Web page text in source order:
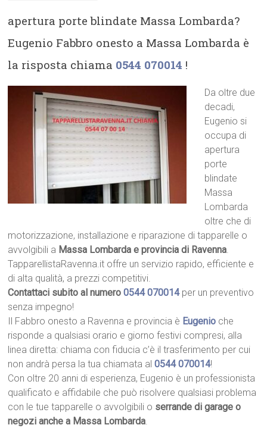
apertura porte blindate Massa Lombarda?
Eugenio Fabbro onesto a Massa Lombarda è
la risposta chiama 0544 070014 !
Da oltre due
decadi,
Eugenio si
occupa di
apertura
porte
blindate
Massa
Lombarda
oltre che di
motorizzazione, installazione e riparazione di tapparelle o
avvolgibili a Massa Lombarda e provincia di Ravenna.
TapparellistaRavenna.it offre un servizio rapido, efficiente e
di alta qualità, a prezzi competitivi.
Contattaci subito al numero0544 070014per un preventivo
senza impegno!
Il Fabbro onesto a Ravenna e provincia è Eugenio che
risponde a qualsiasi orario e giorno festivi compresi, alla
linea diretta: chiama con fiducia c’è il trasferimento per cui
non andrà persa la tua chiamata al0544 070014!
Con oltre 20 anni di esperienza, Eugenio è un professionista
qualificato e affidabile che può risolvere qualsiasi problema
con le tue tapparelle o avvolgibili o serrande di garage o
negozi anche a Massa Lombarda.